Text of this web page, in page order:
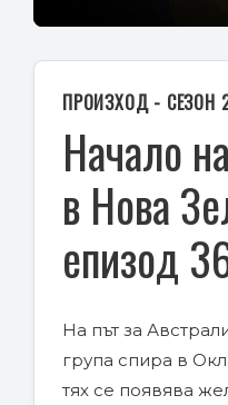
ПРОИЗХОД - СЕЗОН
Начало
в Нова
епизод
На път за
група спира в
тях се появява